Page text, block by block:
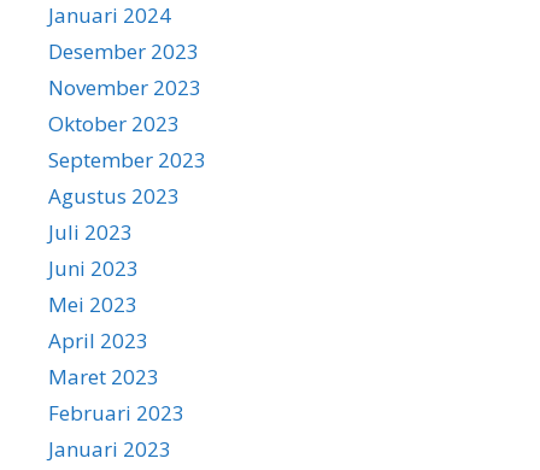
Januari 2024
Desember 2023
November 2023
Oktober 2023
September 2023
Agustus 2023
Juli 2023
Juni 2023
Mei 2023
April 2023
Maret 2023
Februari 2023
Januari 2023